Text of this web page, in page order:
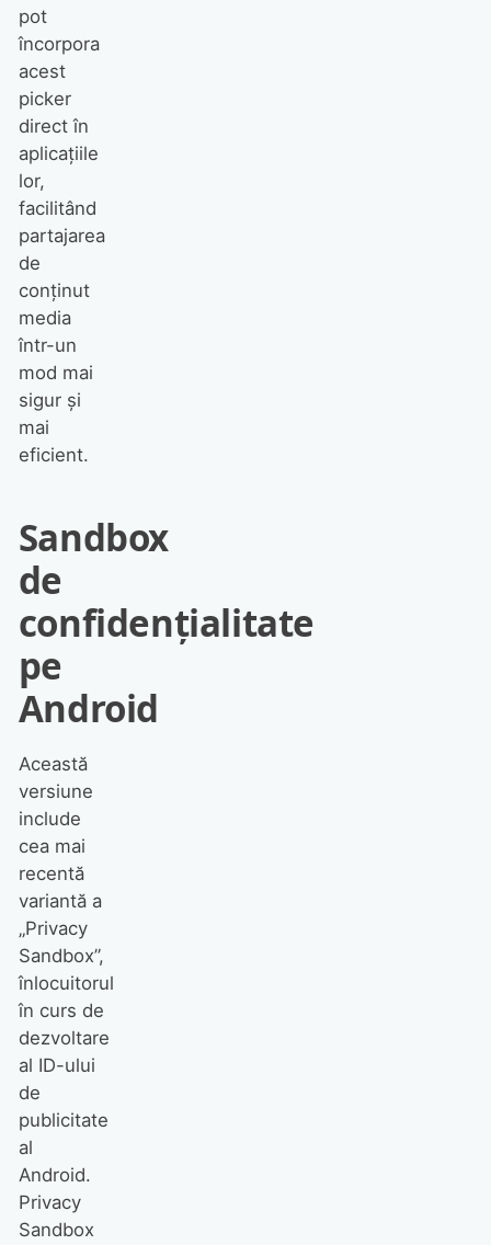
pot
încorpora
acest
picker
direct în
aplicațiile
lor,
facilitând
partajarea
de
conținut
media
într-un
mod mai
sigur și
mai
eficient.
Sandbox
de
confidențialitate
pe
Android
Această
versiune
include
cea mai
recentă
variantă a
„Privacy
Sandbox”,
înlocuitorul
în curs de
dezvoltare
al ID-ului
de
publicitate
al
Android.
Privacy
Sandbox